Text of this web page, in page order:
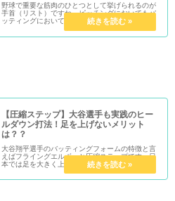
野球で重要な筋肉のひとつとして挙げられるのが
手首（リスト）ですね。ピッチングにおいてもバ
ッティングにおいてもリストが強ければパワーを
生み出せることは間違いないです。簡単に手首を
鍛えるトレーニング方法について紹介します。
【圧縮ステップ】大谷選手も実践のヒー
ルダウン打法！足を上げないメリット
は？？
大谷翔平選手のバッティングフォームの特徴と言
えばフライングエルボーと圧縮ステップです。日
本では足を大きく上げたりすり足のウェイトシフ
トがまだ主流ですが、メジャーリーグではこの圧
縮ステップの選手が多いかと思います。さらに踵